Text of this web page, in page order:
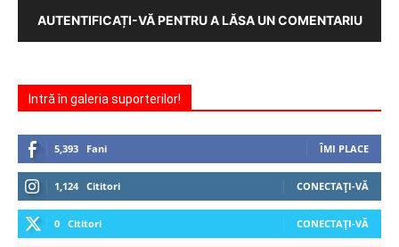
AUTENTIFICAȚI-VĂ PENTRU A LĂSA UN COMENTARIU
Intră în galeria suporterilor!
5,393 Fani ÎMI PLACE
1,124 Cititori CONECTAȚI-VĂ
0 Cititori CONECTAȚI-VĂ